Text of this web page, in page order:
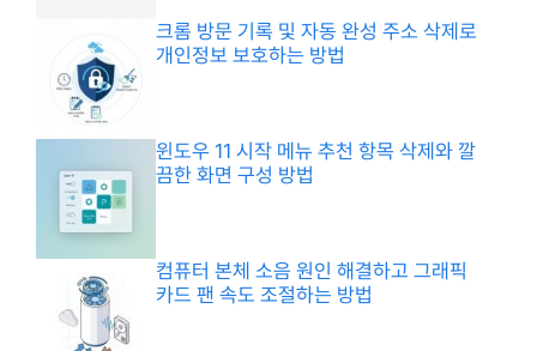
크롬 방문 기록 및 자동 완성 주소 삭제로
개인정보 보호하는 방법
윈도우 11 시작 메뉴 추천 항목 삭제와 깔
끔한 화면 구성 방법
컴퓨터 본체 소음 원인 해결하고 그래픽
카드 팬 속도 조절하는 방법